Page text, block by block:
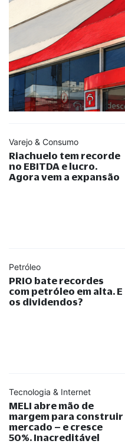
Varejo & Consumo
Riachuelo tem recorde
no EBITDA e lucro.
Agora vem a expansão
Petróleo
PRIO bate recordes
com petróleo em alta. E
os dividendos?
Tecnologia & Internet
MELI abre mão de
margem para construir
mercado – e cresce
50%. Inacreditável